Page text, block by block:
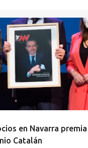
en Navarra
Catalán